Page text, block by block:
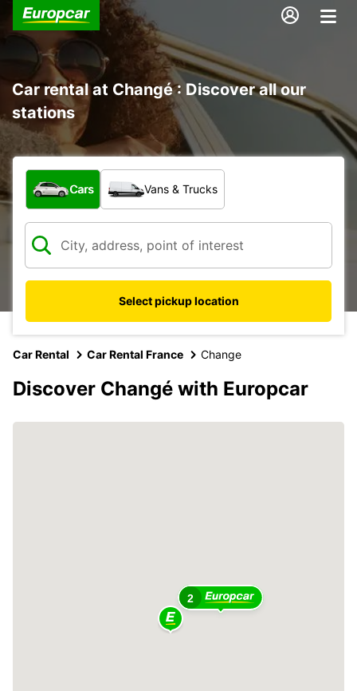
Car rental at Changé : Discover all our
stations
What type of vehicle?
Cars Vans & Trucks
Select pickup location
Car Rental Car Rental France Change
Discover Changé with Europcar
2